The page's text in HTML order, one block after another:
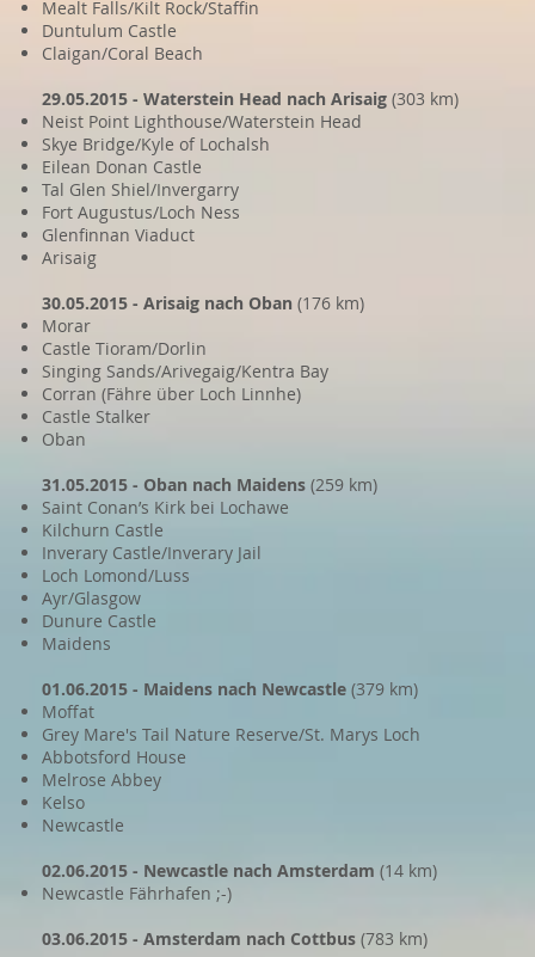
Mealt Falls/Kilt Rock/Staffin
Duntulum Castle
Claigan/Coral Beach
29.05.2015 - Waterstein Head nach Arisaig (303 km)
Neist Point Lighthouse/Waterstein Head
Skye Bridge/Kyle of Lochalsh
Eilean Donan Castle
Tal Glen Shiel/Invergarry
Fort Augustus/Loch Ness
Glenfinnan Viaduct
Arisaig
30.05.2015 - Arisaig nach Oban (176 km)
Morar
Castle Tioram/Dorlin
Singing Sands/Arivegaig/Kentra Bay
Corran (Fähre über Loch Linnhe)
Castle Stalker
Oban
31.05.2015 - Oban nach Maidens (259 km)
Saint Conan’s Kirk bei Lochawe
Kilchurn Castle
Inverary Castle/Inverary Jail
Loch Lomond/Luss
Ayr/Glasgow
Dunure Castle
Maidens
01.06.2015 - Maidens nach Newcastle (379 km)
Moffat
Grey Mare's Tail Nature Reserve/St. Marys Loch
Abbotsford House
Melrose Abbey
Kelso
Newcastle
02.06.2015 - Newcastle nach Amsterdam (14 km)
Newcastle Fährhafen ;-)
03.06.2015 - Amsterdam nach Cottbus (783 km)